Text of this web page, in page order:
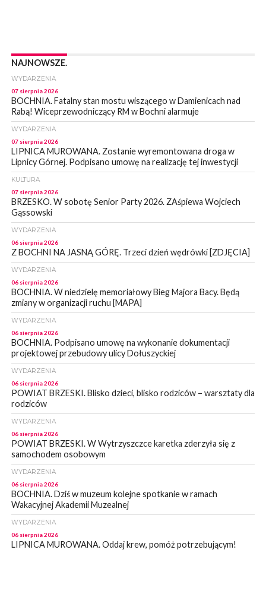
NAJNOWSZE.
WYDARZENIA
07 sierpnia 2026
BOCHNIA. Fatalny stan mostu wiszącego w Damienicach nad
Rabą! Wiceprzewodniczący RM w Bochni alarmuje
WYDARZENIA
07 sierpnia 2026
LIPNICA MUROWANA. Zostanie wyremontowana droga w
Lipnicy Górnej. Podpisano umowę na realizację tej inwestycji
KULTURA
07 sierpnia 2026
BRZESKO. W sobotę Senior Party 2026. ZAśpiewa Wojciech
Gąssowski
WYDARZENIA
06 sierpnia 2026
Z BOCHNI NA JASNĄ GÓRĘ. Trzeci dzień wędrówki [ZDJĘCIA]
WYDARZENIA
06 sierpnia 2026
BOCHNIA. W niedzielę memoriałowy Bieg Majora Bacy. Będą
zmiany w organizacji ruchu [MAPA]
WYDARZENIA
06 sierpnia 2026
BOCHNIA. Podpisano umowę na wykonanie dokumentacji
projektowej przebudowy ulicy Dołuszyckiej
WYDARZENIA
06 sierpnia 2026
POWIAT BRZESKI. Blisko dzieci, blisko rodziców – warsztaty dla
rodziców
WYDARZENIA
06 sierpnia 2026
POWIAT BRZESKI. W Wytrzyszczce karetka zderzyła się z
samochodem osobowym
WYDARZENIA
06 sierpnia 2026
BOCHNIA. Dziś w muzeum kolejne spotkanie w ramach
Wakacyjnej Akademii Muzealnej
WYDARZENIA
06 sierpnia 2026
LIPNICA MUROWANA. Oddaj krew, pomóż potrzebującym!